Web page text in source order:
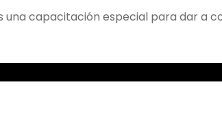
una capacitación especial para dar a